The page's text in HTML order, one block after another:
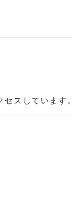
スしています。